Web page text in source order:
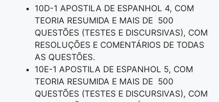
10D-1 APOSTILA DE ESPANHOL 4, COM
TEORIA RESUMIDA E MAIS DE 500
QUESTÕES (TESTES E DISCURSIVAS), COM
RESOLUÇÕES E COMENTÁRIOS DE TODAS
AS QUESTÕES.
10E-1 APOSTILA DE ESPANHOL 5, COM
TEORIA RESUMIDA E MAIS DE 500
QUESTÕES (TESTES E DISCURSIVAS), COM